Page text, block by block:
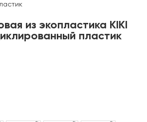
из экопластика KIKI
пластик